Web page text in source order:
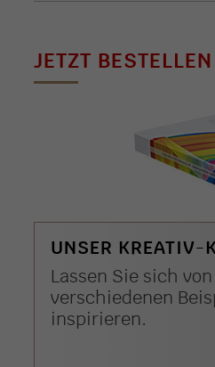
JETZT BESTELLEN
UNSER KREATIV-
Lassen Sie sich
verschiedenen
inspirieren.